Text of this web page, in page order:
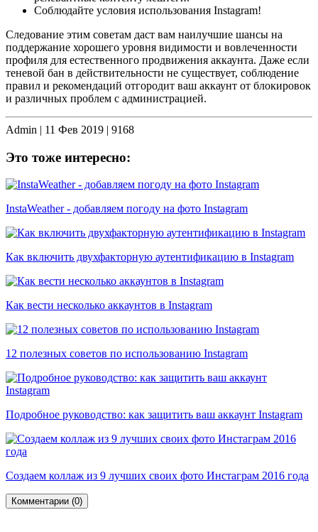
Соблюдайте условия использования Instagram!
Следование этим советам даст вам наилучшие шансы на
поддержание хорошего уровня видимости и вовлеченности
профиля для естественного продвижения аккаунта. Даже если
теневой бан в действительности не существует, соблюдение
правил и рекомендаций отгородит ваш аккаунт от блокировок
и различных проблем с администрацией.
Admin | 11 Фев 2019 | 9168
Это тоже интересно:
InstaWeather - добавляем погоду на фото Instagram
Как включить двухфакторную аутентификацию в Instagram
Как вести несколько аккаунтов в Instagram
12 полезных советов по использованию Instagram
Подробное руководство: как защитить ваш аккаунт Instagram
Создаем коллаж из 9 лучших своих фото Инстаграм 2016 года
Комментарии (0)